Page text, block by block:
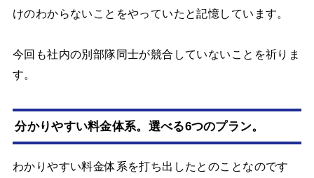
けのわからないことをやっていたと記憶しています。
今回も社内の別部隊同士が競合していないことを祈りま
す。
分かりやすい料金体系。選べる6つのプラン。
わかりやすい料金体系を打ち出したとのことなのです